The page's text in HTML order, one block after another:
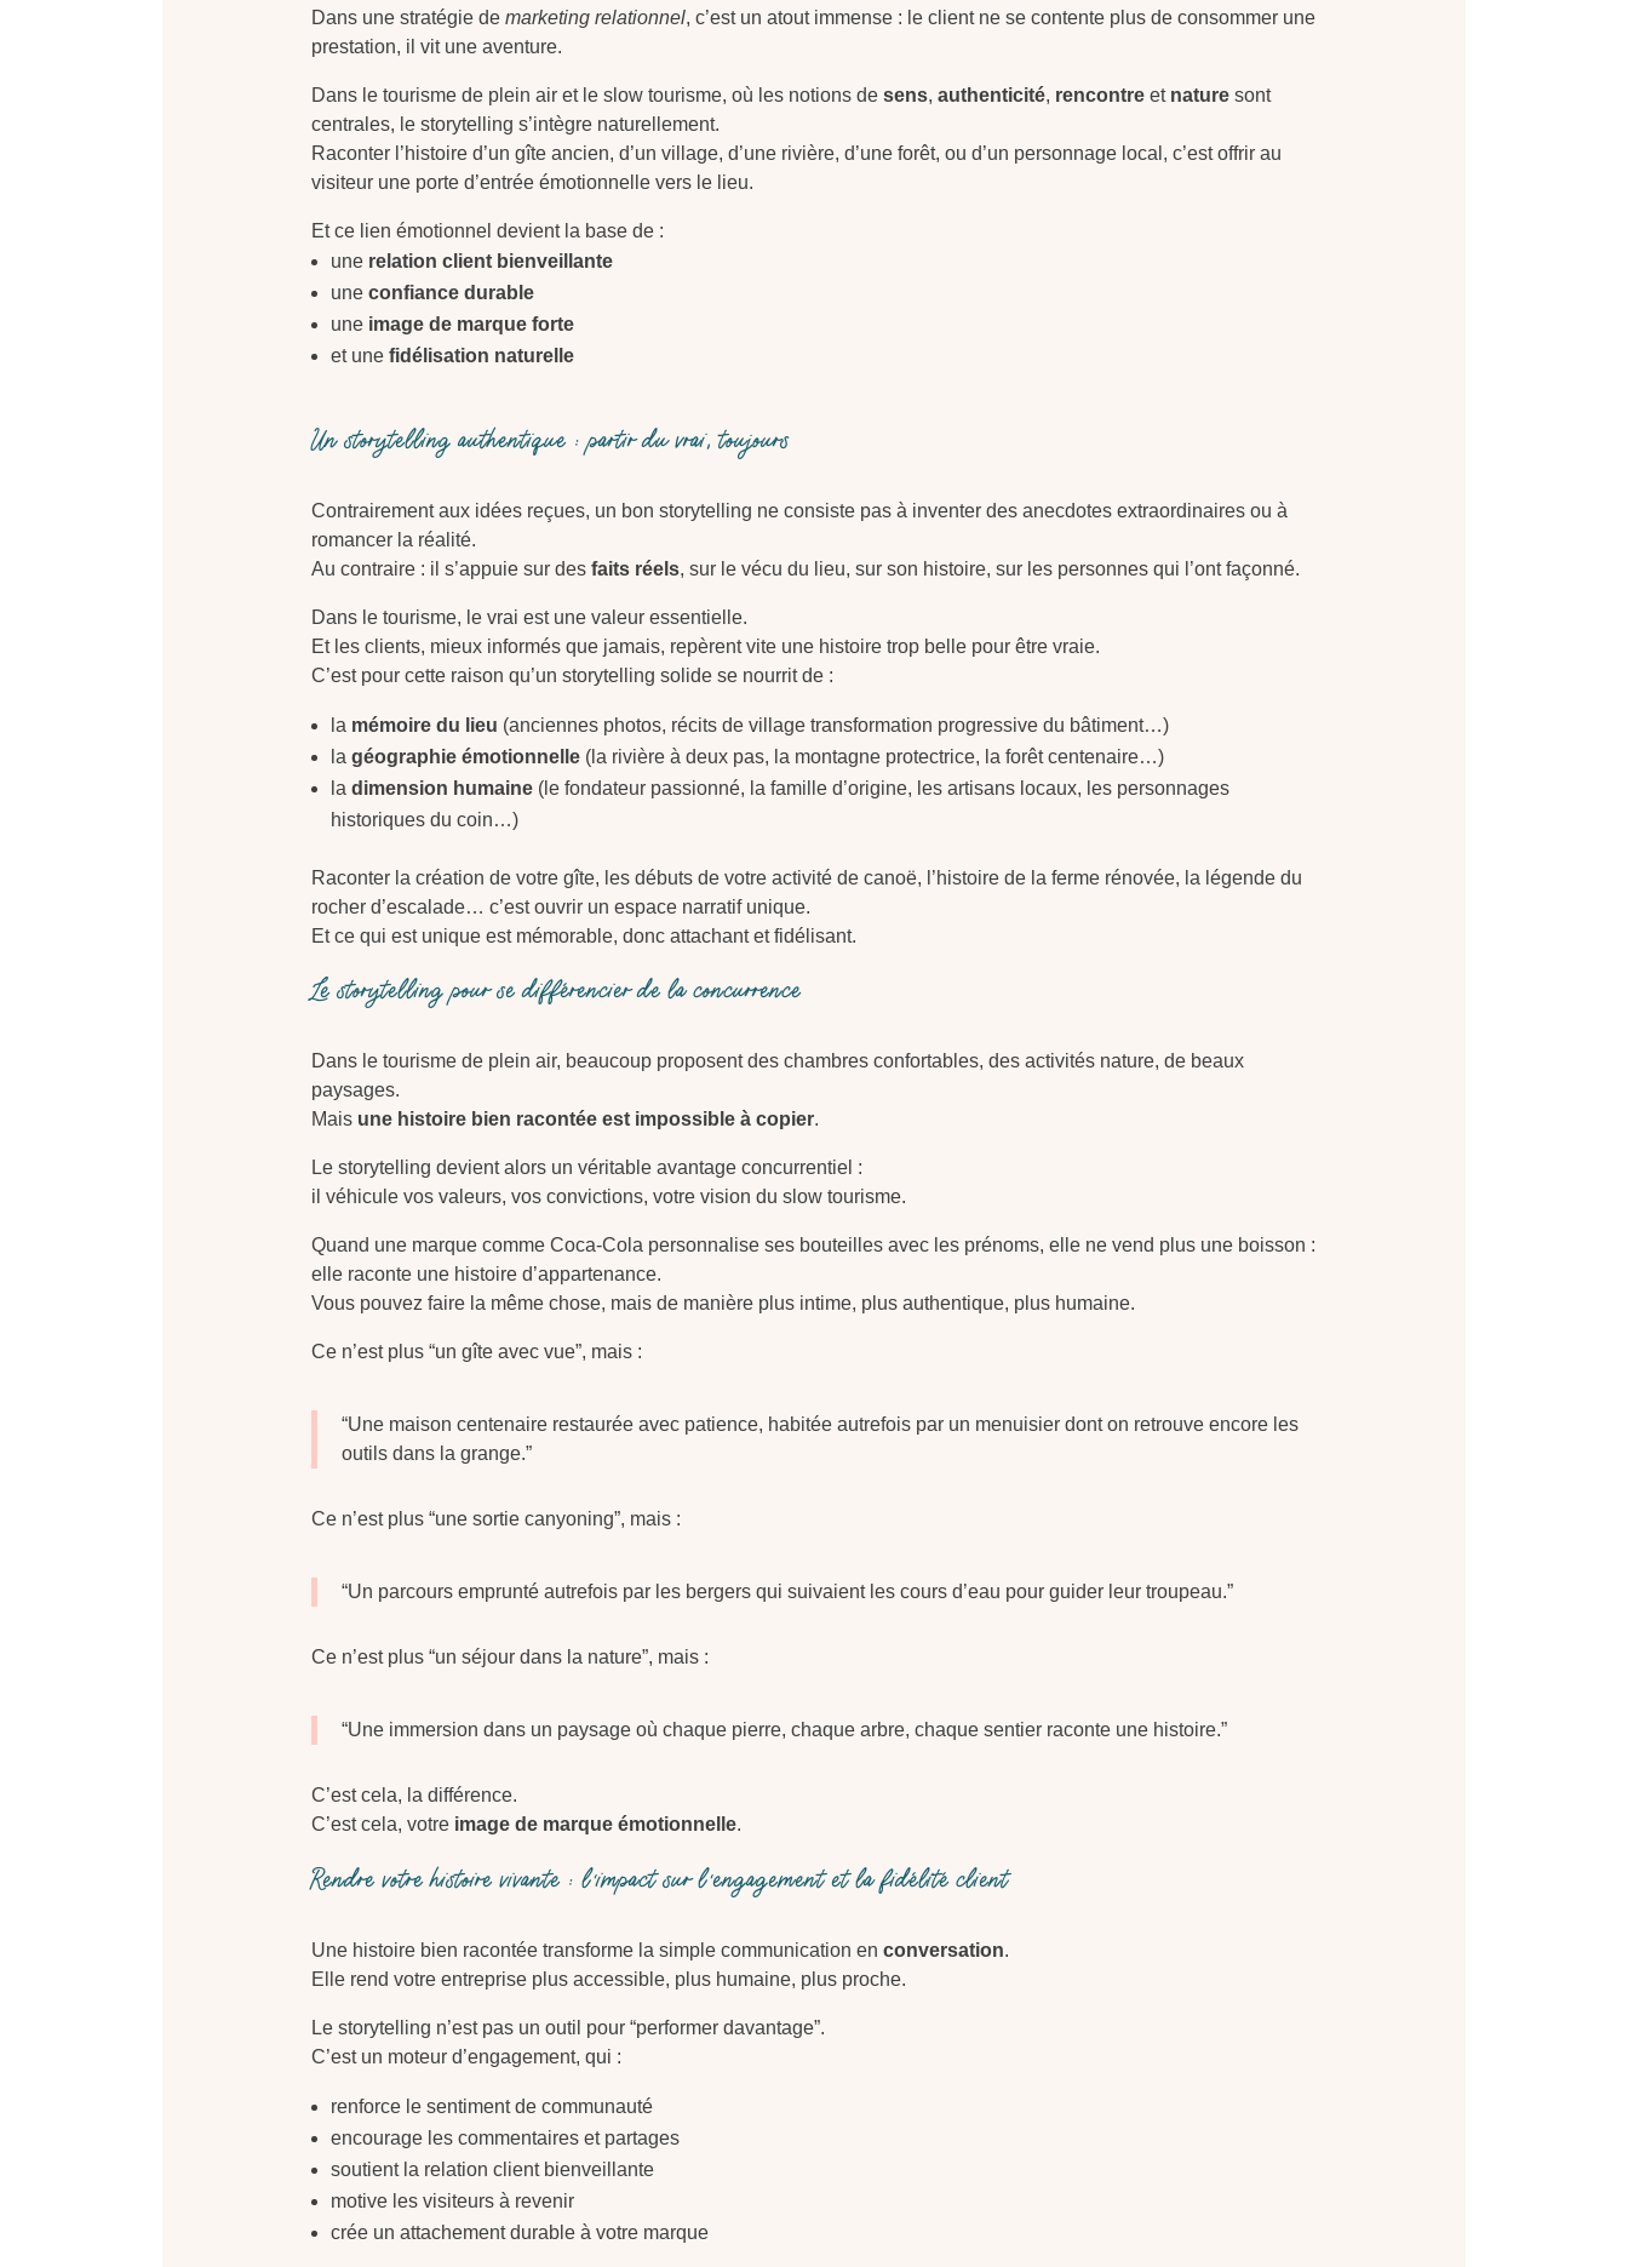
Dans une stratégie de marketing relationnel, c’est un atout immense : le client ne se contente plus de consommer une
prestation, il vit une aventure.
Dans le tourisme de plein air et le slow tourisme, où les notions de sens, authenticité, rencontreet naturesont
centrales, le storytelling s’intègre naturellement.
Raconter l’histoire d’un gîte ancien, d’un village, d’une rivière, d’une forêt, ou d’un personnage local, c’est offrir au
visiteur une porte d’entrée émotionnelle vers le lieu.
Et ce lien émotionnel devient la base de :
une relation client bienveillante
une confiance durable
une image de marque forte
et une fidélisation naturelle
Un storytelling authentique : partir du vrai, toujours
Contrairement aux idées reçues, un bon storytelling ne consiste pas à inventer des anecdotes extraordinaires ou à
romancer la réalité.
Au contraire : il s’appuie sur des faits réels, sur le vécu du lieu, sur son histoire, sur les personnes qui l’ont façonné.
Dans le tourisme, le vrai est une valeur essentielle.
Et les clients, mieux informés que jamais, repèrent vite une histoire trop belle pour être vraie.
C’est pour cette raison qu’un storytelling solide se nourrit de :
la mémoire du lieu (anciennes photos, récits de village transformation progressive du bâtiment…)
la géographie émotionnelle(la rivière à deux pas, la montagne protectrice, la forêt centenaire…)
la dimension humaine(le fondateur passionné, la famille d’origine, les artisans locaux, les personnages
historiques du coin…)
Raconter la création de votre gîte, les débuts de votre activité de canoë, l’histoire de la ferme rénovée, la légende du
rocher d’escalade… c’est ouvrir un espace narratif unique.
Et ce qui est unique est mémorable, donc attachant et fidélisant.
Le storytelling pour se différencier de la concurrence
Dans le tourisme de plein air, beaucoup proposent des chambres confortables, des activités nature, de beaux
paysages.
Mais une histoire bien racontée est impossible à copier.
Le storytelling devient alors un véritable avantage concurrentiel :
il véhicule vos valeurs, vos convictions, votre vision du slow tourisme.
Quand une marque comme Coca-Cola personnalise ses bouteilles avec les prénoms, elle ne vend plus une boisson :
elle raconte une histoire d’appartenance.
Vous pouvez faire la même chose, mais de manière plus intime, plus authentique, plus humaine.
Ce n’est plus “un gîte avec vue”, mais :
“Une maison centenaire restaurée avec patience, habitée autrefois par un menuisier dont on retrouve encore les
outils dans la grange.”
Ce n’est plus “une sortie canyoning”, mais :
“Un parcours emprunté autrefois par les bergers qui suivaient les cours d’eau pour guider leur troupeau.”
Ce n’est plus “un séjour dans la nature”, mais :
“Une immersion dans un paysage où chaque pierre, chaque arbre, chaque sentier raconte une histoire.”
C’est cela, la différence.
C’est cela, votre image de marque émotionnelle.
Rendre votre histoire vivante : l’impact sur l’engagement et la fidélité client
Une histoire bien racontée transforme la simple communication en conversation.
Elle rend votre entreprise plus accessible, plus humaine, plus proche.
Le storytelling n’est pas un outil pour “performer davantage”.
C’est un moteur d’engagement, qui :
renforce le sentiment de communauté
encourage les commentaires et partages
soutient la relation client bienveillante
motive les visiteurs à revenir
crée un attachement durable à votre marque